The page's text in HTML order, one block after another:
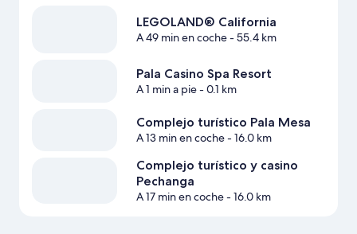
LEGOLAND® California
A 49 min en coche- 55.4 km
Pala Casino Spa Resort
A 1 min a pie- 0.1 km
Complejo turístico Pala Mesa
A 13 min en coche- 16.0 km
Complejo turístico y casino
Pechanga
A 17 min en coche- 16.0 km